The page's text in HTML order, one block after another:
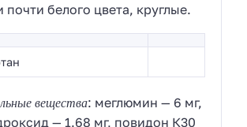
почти белого цвета, круглые.
вещества: меглюмин — 6 мг,
— 1.68 мг, повидон К30